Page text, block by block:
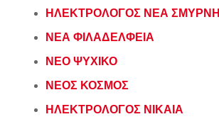
ΗΛΕΚΤΡΟΛΟΓΟΣ ΝΕΑ ΣΜΥΡΝΗ
ΝΕΑ ΦΙΛΑΔΕΛΦΕΙΑ
ΝΕΟ ΨΥΧΙΚΟ
ΝΕΟΣ ΚΟΣΜΟΣ
ΗΛΕΚΤΡΟΛΟΓΟΣ ΝΙΚΑΙΑ